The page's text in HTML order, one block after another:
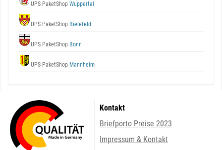
UPS PaketShop Wuppertal
UPS PaketShop Bielefeld
UPS PaketShop Bonn
UPS PaketShop Mannheim
Kontakt
Briefporto Preise 2023
Impressum & Kontakt